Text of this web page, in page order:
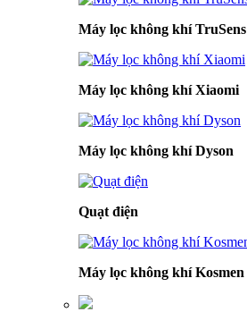
Máy lọc không khí TruSens
Máy lọc không khí Xiaomi
Máy lọc không khí Dyson
Quạt điện
Máy lọc không khí Kosmen